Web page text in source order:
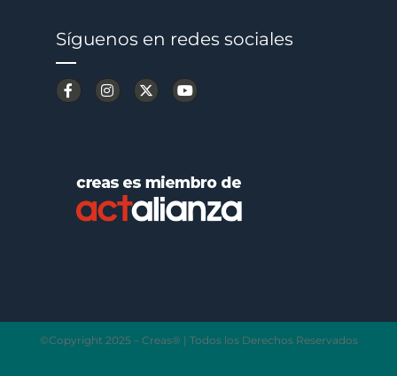
Síguenos en redes sociales
©Copyright 2025 – Creas® | Todos los Derechos Reservados